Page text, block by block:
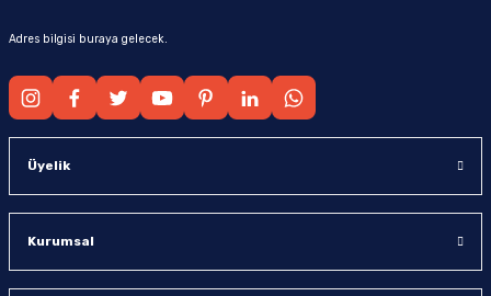
Adres bilgisi buraya gelecek.
Üyelik
Kurumsal